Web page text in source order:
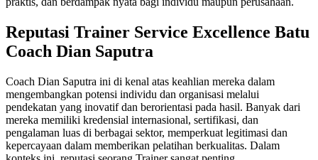
Reputasi Trainer Service Excellence Batu
Coach Dian Saputra
Coach Dian Saputra ini di kenal atas keahlian mereka dalam
mengembangkan potensi individu dan organisasi melalui
pendekatan yang inovatif dan berorientasi pada hasil. Banyak dari
mereka memiliki kredensial internasional, sertifikasi, dan
pengalaman luas di berbagai sektor, memperkuat legitimasi dan
kepercayaan dalam memberikan pelatihan berkualitas. Dalam